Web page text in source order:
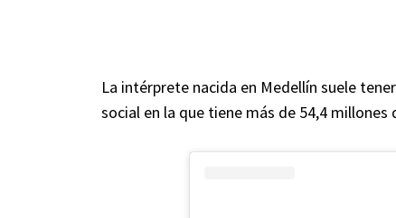
La intérprete nacida en Medellín suele
social en la que tiene más de 54,4 millones